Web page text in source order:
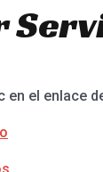
en el enlace